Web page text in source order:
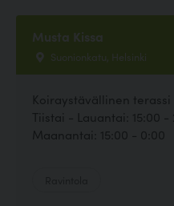
Musta Kissa
Suonionkatu, Helsinki
Koiraystävällinen terassi
Tiistai - Lauantai: 15:00
Maanantai: 15:00 - 0:00